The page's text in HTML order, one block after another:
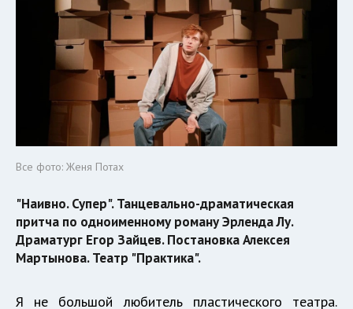
Все фото: Женя Потах
"Наивно. Супер". Танцевально-драматическая
притча по одноименному роману Эрленда Лу.
Драматург Егор Зайцев. Постановка Алексея
Мартынова. Театр "Практика".
Я не большой любитель пластического театра.